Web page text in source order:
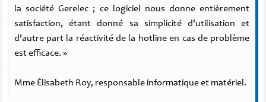
la société Gerelec ; ce logiciel nous donne entièrement
satisfaction, étant donné sa simplicité d'utilisation et
d'autre part la réactivité de la hotline en cas de problème
est efficace. »
Mme Élisabeth Roy, responsable informatique et matériel.